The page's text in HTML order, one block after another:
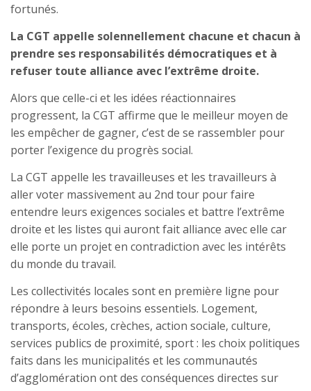
fortunés.
La CGT appelle solennellement chacune et chacun à
prendre ses responsabilités démocratiques et à
refuser toute alliance avec l’extrême droite.
Alors que celle-ci et les idées réactionnaires
progressent, la CGT affirme que le meilleur moyen de
les empêcher de gagner, c’est de se rassembler pour
porter l’exigence du progrès social.
La CGT appelle les travailleuses et les travailleurs à
aller voter massivement au 2nd tour pour faire
entendre leurs exigences sociales et battre l’extrême
droite et les listes qui auront fait alliance avec elle car
elle porte un projet en contradiction avec les intérêts
du monde du travail.
Les collectivités locales sont en première ligne pour
répondre à leurs besoins essentiels. Logement,
transports, écoles, crèches, action sociale, culture,
services publics de proximité, sport : les choix politiques
faits dans les municipalités et les communautés
d’agglomération ont des conséquences directes sur